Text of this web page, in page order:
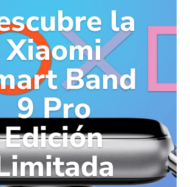
la
Xiaomi
Band
9 Pro
Edición